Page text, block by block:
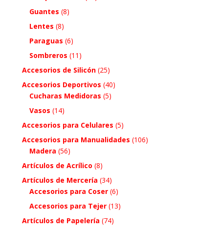
Guantes (8)
Lentes (8)
Paraguas (6)
Sombreros (11)
Accesorios de Silicón (25)
Accesorios Deportivos (40)
Cucharas Medidoras (5)
Vasos (14)
Accesorios para Celulares (5)
Accesorios para Manualidades (106)
Madera (56)
Artículos de Acrílico (8)
Artículos de Mercería (34)
Accesorios para Coser (6)
Accesorios para Tejer (13)
Artículos de Papelería (74)